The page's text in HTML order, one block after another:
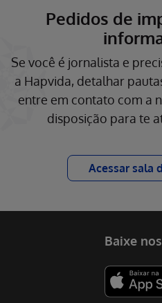
Pedidos de
Se você é jornalista e
a Hapvida, detalhar
entre em contato com a
disposição para te
Acessar sala
Baixe